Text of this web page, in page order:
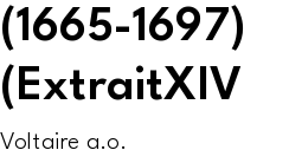
(1665-1697)
(ExtraitXIV
Voltaire a.o.